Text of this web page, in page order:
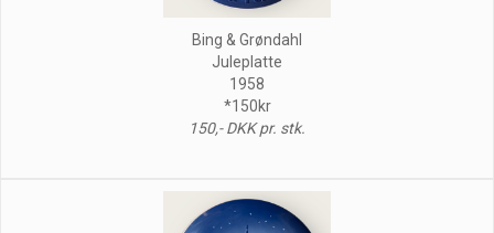
Bing & Grøndahl
Juleplatte
1958
*150kr
150,- DKK pr. stk.